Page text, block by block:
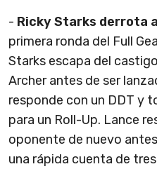
- Ricky Starks derrota
primera ronda del Full
Starks escapa del
Archer antes de ser
responde con un DDT y
para un Roll-Up. Lance
oponente de nuevo
una rápida cuenta de